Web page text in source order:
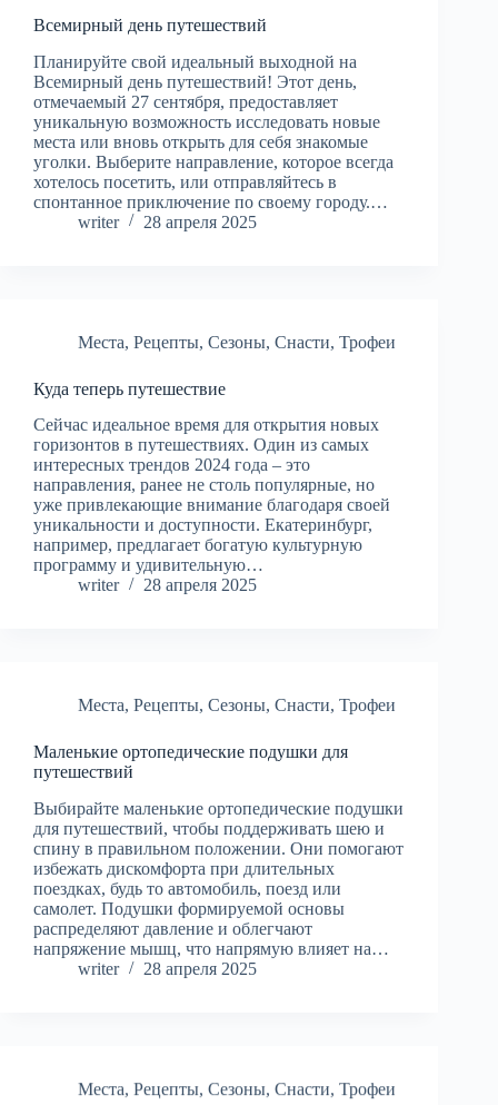
Всемирный день путешествий
Планируйте свой идеальный выходной на
Всемирный день путешествий! Этот день,
отмечаемый 27 сентября, предоставляет
уникальную возможность исследовать новые
места или вновь открыть для себя знакомые
уголки. Выберите направление, которое всегда
хотелось посетить, или отправляйтесь в
спонтанное приключение по своему городу.…
writer
28 апреля 2025
Места, Рецепты, Сезоны, Снасти, Трофеи
Куда теперь путешествие
Сейчас идеальное время для открытия новых
горизонтов в путешествиях. Один из самых
интересных трендов 2024 года – это
направления, ранее не столь популярные, но
уже привлекающие внимание благодаря своей
уникальности и доступности. Екатеринбург,
например, предлагает богатую культурную
программу и удивительную…
writer
28 апреля 2025
Места, Рецепты, Сезоны, Снасти, Трофеи
Маленькие ортопедические подушки для
путешествий
Выбирайте маленькие ортопедические подушки
для путешествий, чтобы поддерживать шею и
спину в правильном положении. Они помогают
избежать дискомфорта при длительных
поездках, будь то автомобиль, поезд или
самолет. Подушки формируемой основы
распределяют давление и облегчают
напряжение мышц, что напрямую влияет на…
writer
28 апреля 2025
Места, Рецепты, Сезоны, Снасти, Трофеи